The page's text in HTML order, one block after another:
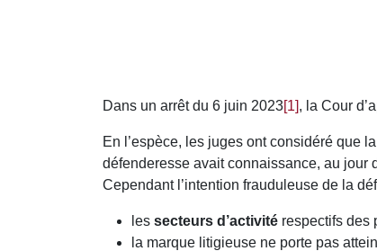
Dans un arrêt du 6 juin 2023[1], la Cour
En l’espèce, les juges ont considéré que
défenderesse avait connaissance, au jour
Cependant l’intention frauduleuse de la
les secteurs d’activité respectifs des
la marque litigieuse ne porte pas